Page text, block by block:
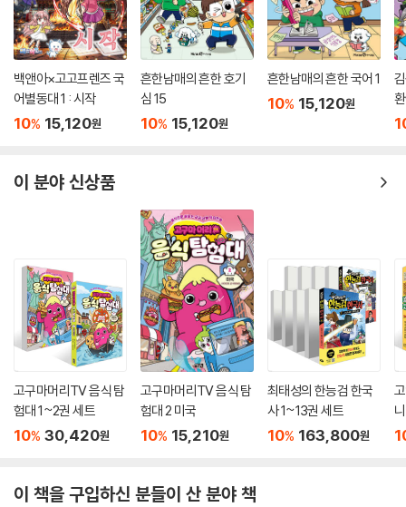
백앤아×고고프렌즈 국
어별동대 1 : 시작
10% 15,120원
흔한남매의 흔한 호기
심 15
10% 15,120원
흔한남매의 흔한 국어 1
10% 15,120원
이 분야 신상품
고구마머리TV 음식 탐
험대 1~2권 세트
10% 30,420원
고구마머리TV 음식 탐
험대 2 미국
10% 15,210원
최태성의 한능검 한국
사 1~13권 세트
10% 163,800원
트
이 책을 구입하신 분들이 산 분야 책